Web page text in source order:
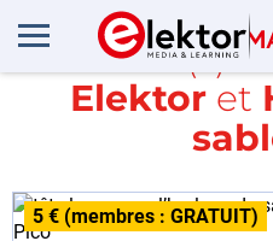
Article(s)
Elektoret
5 € (membres : GRATUIT)